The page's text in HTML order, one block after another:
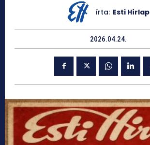
írta: Esti Hírlap
2026.04.24.